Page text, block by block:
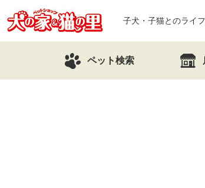
子犬・子猫とのライ
ペット検索